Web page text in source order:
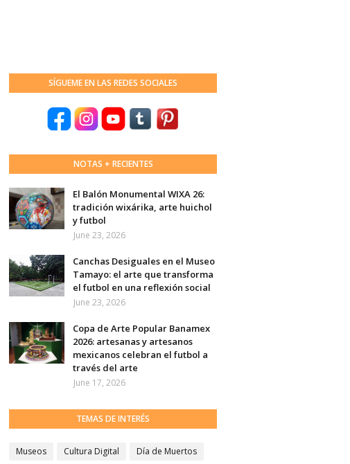
SÍGUEME EN LAS REDES SOCIALES
NOTAS + RECIENTES
El Balón Monumental WIXA 26:
tradición wixárika, arte huichol
y futbol
June 23, 2026
Canchas Desiguales en el Museo
Tamayo: el arte que transforma
el futbol en una reflexión social
June 23, 2026
Copa de Arte Popular Banamex
2026: artesanas y artesanos
mexicanos celebran el futbol a
través del arte
June 17, 2026
TEMAS DE INTERÉS
Museos Cultura Digital
Día de Muertos